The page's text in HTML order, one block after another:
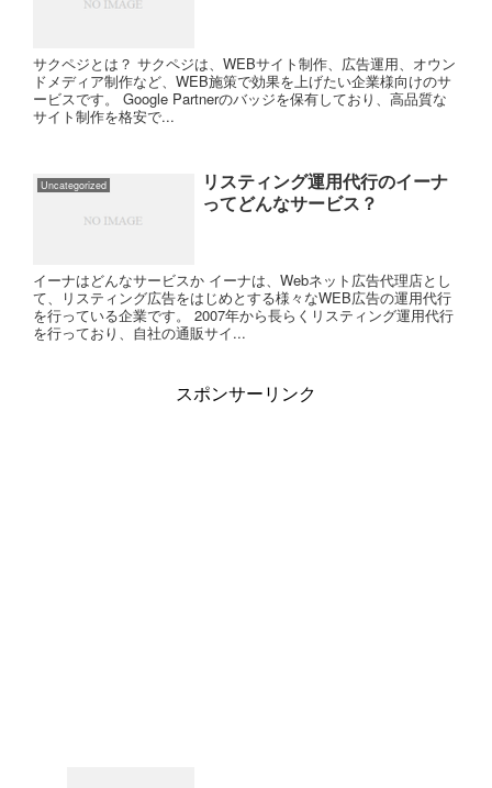
サクペジとは？ サクペジは、WEBサイト制作、広告運用、オウン
ドメディア制作など、WEB施策で効果を上げたい企業様向けのサ
ービスです。 Google Partnerのバッジを保有しており、高品質な
サイト制作を格安で...
Uncategorized
リスティング運用代行のイーナ
ってどんなサービス？
イーナはどんなサービスか イーナは、Webネット広告代理店とし
て、リスティング広告をはじめとする様々なWEB広告の運用代行
を行っている企業です。 2007年から長らくリスティング運用代行
を行っており、自社の通販サイ...
スポンサーリンク